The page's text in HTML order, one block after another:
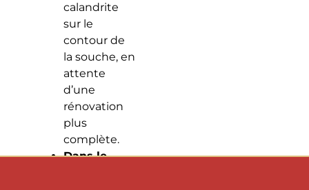
calandrite
sur le
contour de
la souche, en
attente
d’une
rénovation
plus
complète.
Dans le